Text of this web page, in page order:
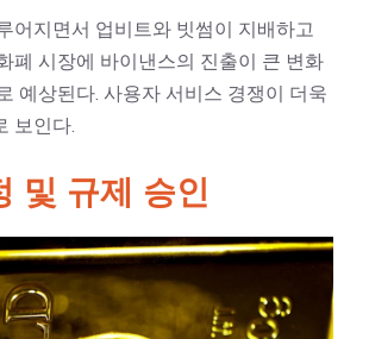
어지면서 업비트와 빗썸이 지배하고
폐 시장에 바이낸스의 진출이 큰 변화
예상된다. 사용자 서비스 경쟁이 더욱
보인다.
및 규제 승인